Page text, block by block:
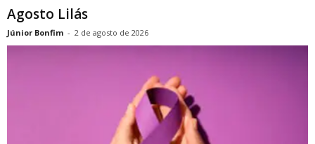
Agosto Lilás
Júnior Bonfim - 2 de agosto de 2026